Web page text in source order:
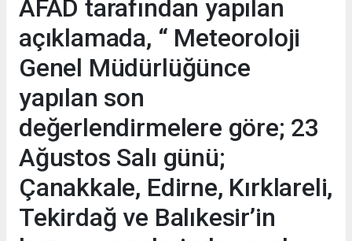
AFAD tarafından yapılan
açıklamada, “ Meteoroloji
Genel Müdürlüğünce
yapılan son
değerlendirmelere göre; 23
Ağustos Salı günü;
Çanakkale, Edirne, Kırklareli,
Tekirdağ ve Balıkesir’in